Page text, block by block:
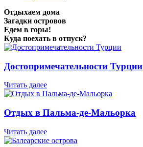
Отдыхаем дома
Загадки островов
Едем в горы!
Куда поехать в отпуск?
Достопримечательности Турции
Читать далее
Отдых в Пальма-де-Мальорка
Читать далее